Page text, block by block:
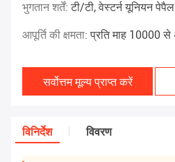
भुगतान शर्तें:टी/टी, वेस्टर्न यूनियन पेपैल
आपूर्ति की क्षमता:प्रति माह 10000
सर्वोत्तम मूल्य प्राप्त करें
विनिर्देश विवरण